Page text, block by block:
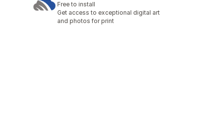
Free to install
Get access to exceptional digital art
and photos for print